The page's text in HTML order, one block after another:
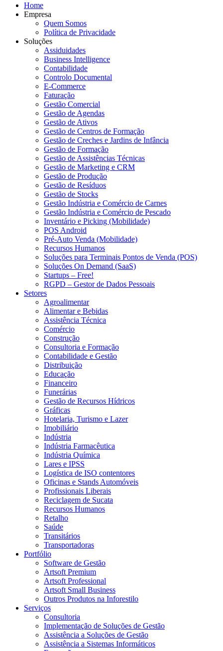
Home
Empresa
Quem Somos
Política de Privacidade
Soluções
Assiduidades
Business Intelligence
Contabilidade
Controlo Documental
E-Commerce
Faturação
Gestão Comercial
Gestão de Agendas
Gestão de Ativos
Gestão de Centros de Formação
Gestão de Creches e Jardins de Infância
Gestão de Formação
Gestão de Assistências Técnicas
Gestão de Marketing e CRM
Gestão de Produção
Gestão de Resíduos
Gestão de Stocks
Gestão Indústria e Comércio de Carnes
Gestão Indústria e Comércio de Pescado
Inventário e Picking (Mobilidade)
POS Android
Pré-Auto Venda (Mobilidade)
Recursos Humanos
Soluções para Terminais Pontos de Venda (POS)
Soluções On Demand (SaaS)
Startups – Free!
RGPD – Gestor de Dados Pessoais
Setores
Agroalimentar
Alimentar e Bebidas
Assistência Técnica
Comércio
Construção
Consultoria e Formação
Contabilidade e Gestão
Distribuição
Educação
Financeiro
Funerárias
Gestão de Recursos Hídricos
Gráficas
Hotelaria, Turismo e Lazer
Imobiliário
Indústria
Indústria Farmacêutica
Indústria Química
Lares e IPSS
Logística de ISO contentores
Oficinas e Stands Automóveis
Profissionais Liberais
Reciclagem de Sucata
Recursos Humanos
Retalho
Saúde
Transitários
Transportadoras
Portfólio
Software de Gestão
Artsoft Premium
Artsoft Professional
Artsoft Small Business
Outros Produtos na Inforestilo
Serviços
Consultoria
Implementação de Soluções de Gestão
Assistência a Soluções de Gestão
Assistência a Sistemas Informáticos